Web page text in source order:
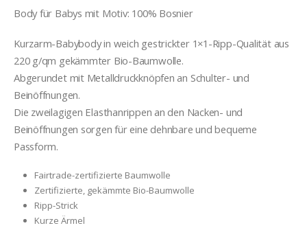
Body für Babys mit Motiv: 100% Bosnier
Kurzarm-Babybody in weich gestrickter 1×1-Ripp-Qualität aus
220 g/qm gekämmter Bio-Baumwolle.
Abgerundet mit Metalldruckknöpfen an Schulter- und
Beinöffnungen.
Die zweilagigen Elasthanrippen an den Nacken- und
Beinöffnungen sorgen für eine dehnbare und bequeme
Passform.
Fairtrade-zertifizierte Baumwolle
Zertifizierte, gekämmte Bio-Baumwolle
Ripp-Strick
Kurze Ärmel